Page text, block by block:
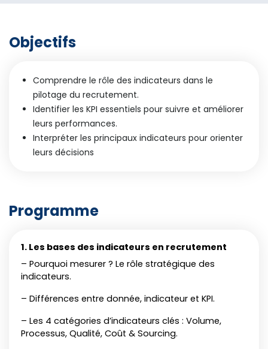
Objectifs
Comprendre le rôle des indicateurs dans le
pilotage du recrutement.
Identifier les KPI essentiels pour suivre et améliorer
leurs performances.
Interpréter les principaux indicateurs pour orienter
leurs décisions
Programme
1. Les bases des indicateurs en recrutement
– Pourquoi mesurer ? Le rôle stratégique des
indicateurs.
– Différences entre donnée, indicateur et KPI.
– Les 4 catégories d’indicateurs clés : Volume,
Processus, Qualité, Coût & Sourcing.